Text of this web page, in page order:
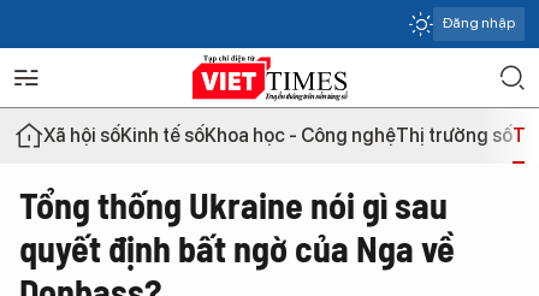
Đăng nhập
Xã hội sốKinh tế sốKhoa học - Công nghệThị trường số
Tổng thống Ukraine nói gì sau
quyết định bất ngờ của Nga về